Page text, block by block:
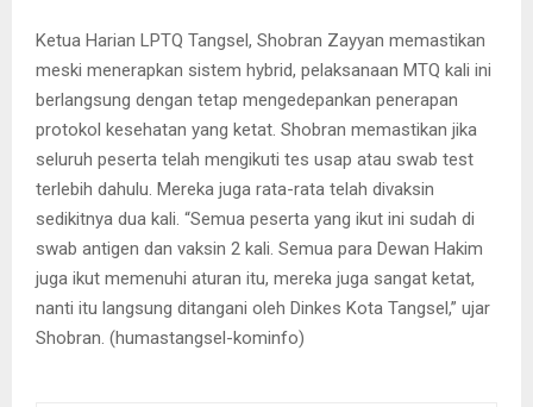
Ketua Harian LPTQ Tangsel, Shobran Zayyan memastikan
meski menerapkan sistem hybrid, pelaksanaan MTQ kali ini
berlangsung dengan tetap mengedepankan penerapan
protokol kesehatan yang ketat. Shobran memastikan jika
seluruh peserta telah mengikuti tes usap atau swab test
terlebih dahulu. Mereka juga rata-rata telah divaksin
sedikitnya dua kali. “Semua peserta yang ikut ini sudah di
swab antigen dan vaksin 2 kali. Semua para Dewan Hakim
juga ikut memenuhi aturan itu, mereka juga sangat ketat,
nanti itu langsung ditangani oleh Dinkes Kota Tangsel,” ujar
Shobran. (humastangsel-kominfo)